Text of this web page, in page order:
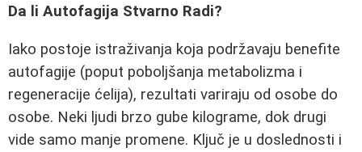
Da li Autofagija Stvarno Radi?
Iako postoje istraživanja koja podržavaju benefite
autofagije (poput poboljšanja metabolizma i
regeneracije ćelija), rezultati variraju od osobe do
osobe. Neki ljudi brzo gube kilograme, dok drugi
vide samo manje promene. Ključ je u doslednosti i